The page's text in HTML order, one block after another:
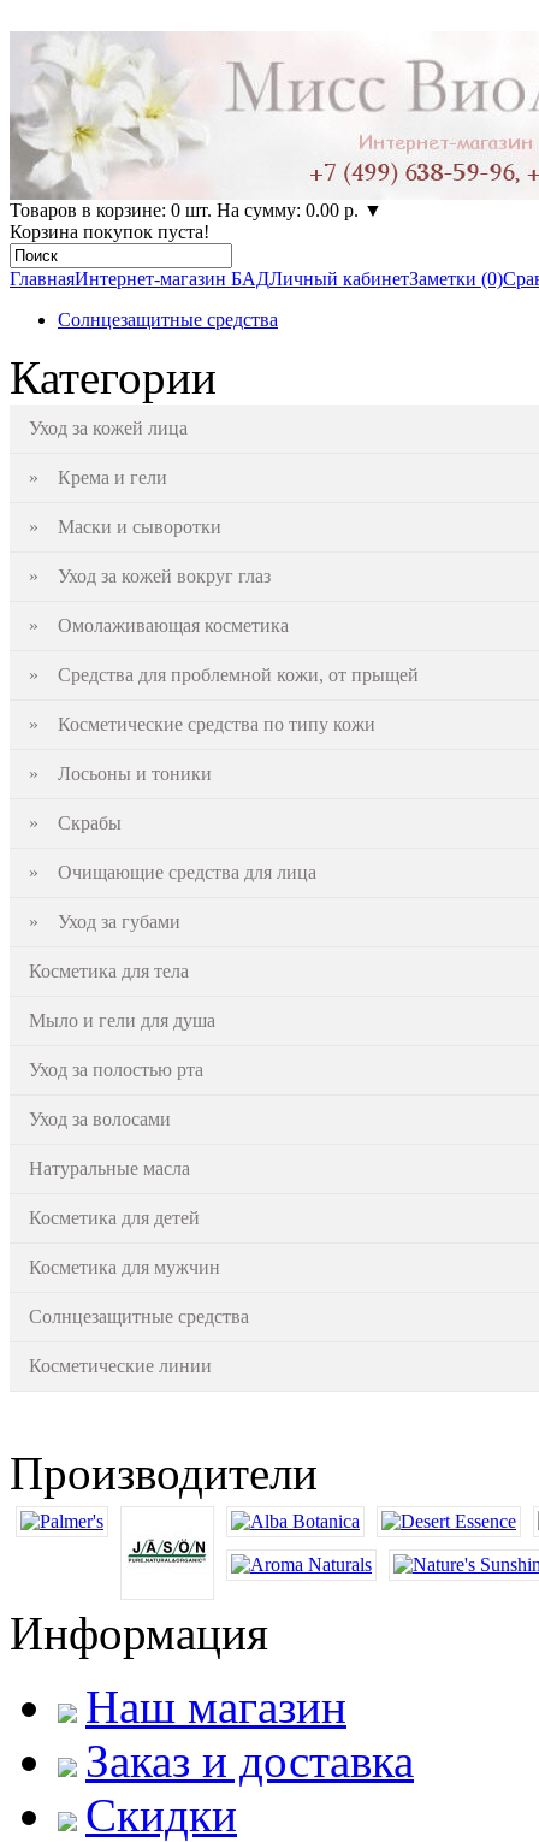
Товаров в корзине: 0 шт. На сумму: 0.00 р. ▼
Корзина покупок пуста!
ГлавнаяИнтернет-магазин БАДЛичный кабинетЗаметки (0)
Солнцезащитные средства
Категории
Уход за кожей лица
» Крема и гели
» Маски и сыворотки
» Уход за кожей вокруг глаз
» Омолаживающая косметика
» Средства для проблемной кожи, от прыщей
» Косметические средства по типу кожи
» Лосьоны и тоники
» Скрабы
» Очищающие средства для лица
» Уход за губами
Косметика для тела
Мыло и гели для душа
Уход за полостью рта
Уход за волосами
Натуральные масла
Косметика для детей
Косметика для мужчин
Солнцезащитные средства
Косметические линии
Производители
Информация
Наш магазин
Заказ и доставка
Скидки